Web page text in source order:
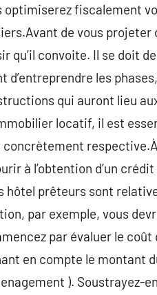
optimiserez fiscalement
de vous projeter
qu’il convoite. Il se doit
d’entreprendre les
qui auront lieu
locatif, il est
concrètement
à l’obtention d’un
hôtel prêteurs sont
par exemple, vous
par évaluer le
en compte le montant
). Soustrayez-